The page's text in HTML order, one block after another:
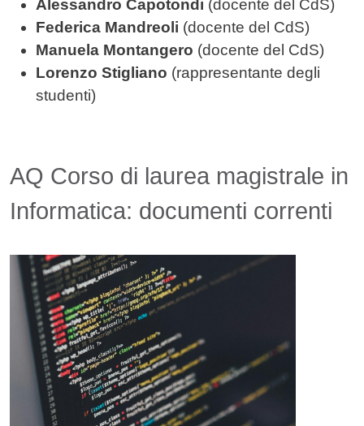
Alessandro Capotondi (docente del CdS)
Federica Mandreoli (docente del CdS)
Manuela Montangero (docente del CdS)
Lorenzo Stigliano (rappresentante degli
studenti)
AQ Corso di laurea magistrale in
Informatica: documenti correnti
Immagine
Allegati
Documento